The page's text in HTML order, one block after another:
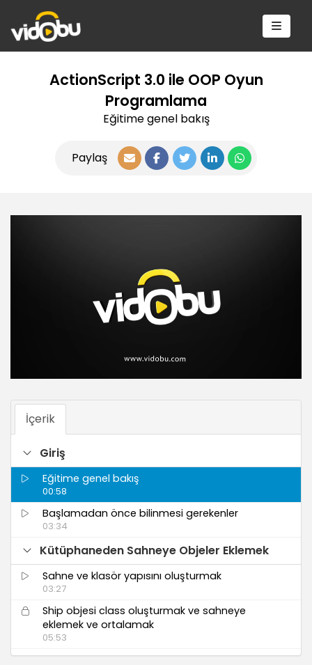
ActionScript 3.0 ile OOP Oyun
Programlama
Eğitime genel bakış
Paylaş
İçerik
Giriş
Eğitime genel bakış
00:58
Başlamadan önce bilinmesi gerekenler
03:34
Kütüphaneden Sahneye Objeler Eklemek
Sahne ve klasör yapısını oluşturmak
03:27
Ship objesi class oluşturmak ve sahneye
eklemek ve ortalamak
05:53